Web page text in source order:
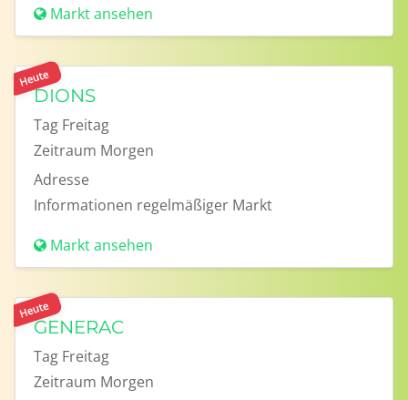
Markt ansehen
Heute
DIONS
Tag Freitag
Zeitraum Morgen
Adresse
Informationen regelmäßiger Markt
Markt ansehen
Heute
GENERAC
Tag Freitag
Zeitraum Morgen